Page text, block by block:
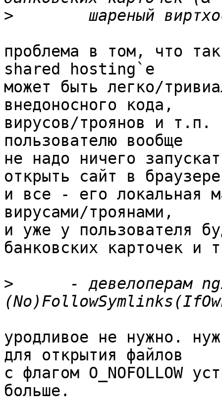
>
проблема в том, что
shared hosting`е
может быть легко/
внедоносного кода,
вирусов/троянов и т.п.
пользователю вообще
не надо ничего
открыть сайт в
и все - его локальная
вирусами/троянами,
и уже у пользователя
банковских карточек и
>
- девелоперам
уродливое не нужно.
для открытия файлов
с флагом O_NOFOLLOW
больше.